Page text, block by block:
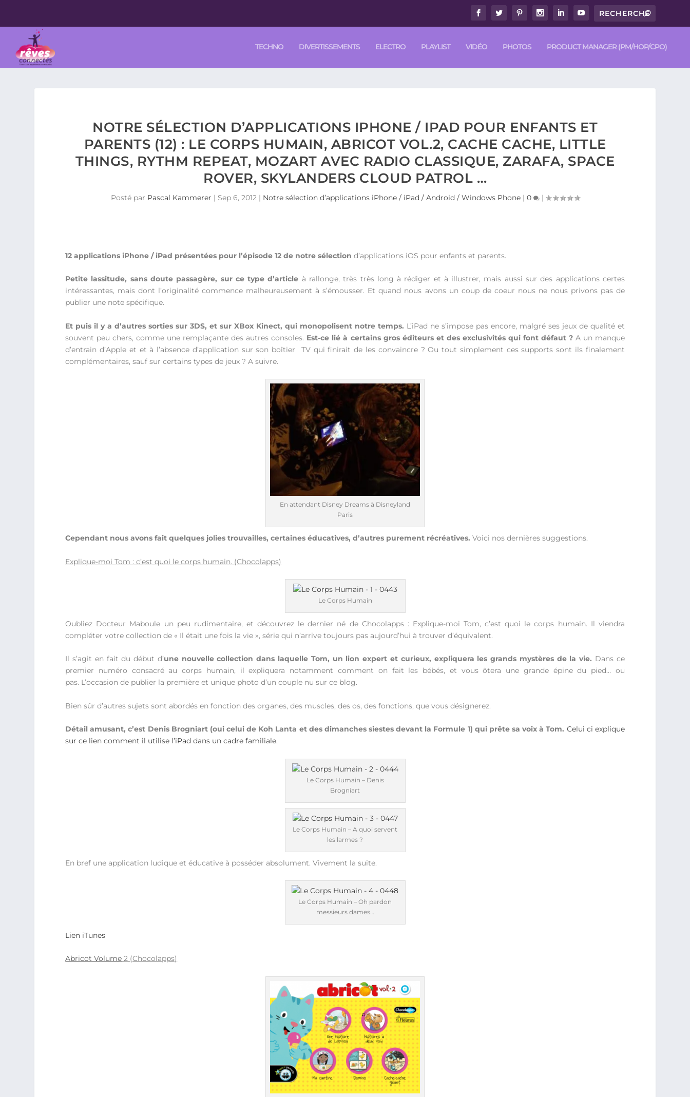
TECHNO DIVERTISSEMENTS ELECTRO PLAYLIST VIDÉO PHOTOS PRODUCT MANAGER (PM/HOP/CPO)
NOTRE SÉLECTION D’APPLICATIONS IPHONE / IPAD POUR ENFANTS ET
PARENTS (12) : LE CORPS HUMAIN, ABRICOT VOL.2, CACHE CACHE, LITTLE
THINGS, RYTHM REPEAT, MOZART AVEC RADIO CLASSIQUE, ZARAFA, SPACE
ROVER, SKYLANDERS CLOUD PATROL …
Posté par Pascal Kammerer | Sep 6, 2012| Notre sélection d’applications iPhone / iPad / Android / Windows Phone| 0 |
12 applications iPhone / iPad présentées pour l’épisode 12 de notre sélection d’applications iOS pour enfants et parents.
Petite lassitude, sans doute passagère, sur ce type d’article à rallonge, très très long à rédiger et à illustrer, mais aussi sur des applications certes
intéressantes, mais dont l’originalité commence malheureusement à s’émousser. Et quand nous avons un coup de coeur nous ne nous privons pas de
publier une note spécifique.
Et puis il y a d’autres sorties sur 3DS, et sur XBox Kinect, qui monopolisent notre temps. L’iPad ne s’impose pas encore, malgré ses jeux de qualité et
souvent peu chers, comme une remplaçante des autres consoles. Est-ce lié à certains gros éditeurs et des exclusivités qui font défaut ?A un manque
d’entrain d’Apple et et à l’absence d’application sur son boîtier TV qui finirait de les convaincre ? Ou tout simplement ces supports sont ils finalement
complémentaires, sauf sur certains types de jeux ? A suivre.
En attendant Disney Dreams à Disneyland
Paris
Cependant nous avons fait quelques jolies trouvailles, certaines éducatives, d’autres purement récréatives. Voici nos dernières suggestions.
Explique-moi Tom : c’est quoi le corps humain. (Chocolapps)
Le Corps Humain
Oubliez Docteur Maboule un peu rudimentaire, et découvrez le dernier né de Chocolapps : Explique-moi Tom, c’est quoi le corps humain. Il viendra
compléter votre collection de « Il était une fois la vie », série qui n’arrive toujours pas aujourd’hui à trouver d’équivalent.
Il s’agit en fait du début d’une nouvelle collection dans laquelle Tom, un lion expert et curieux, expliquera les grands mystères de la vie. Dans ce
premier numéro consacré au corps humain, il expliquera notamment comment on fait les bébés, et vous ôtera une grande épine du pied… ou
pas. L’occasion de publier la première et unique photo d’un couple nu sur ce blog.
Bien sûr d’autres sujets sont abordés en fonction des organes, des muscles, des os, des fonctions, que vous désignerez.
Détail amusant, c’est Denis Brogniart (oui celui de Koh Lanta et des dimanches siestes devant la Formule 1) qui prête sa voix à Tom. Celui ci explique
sur ce lien comment il utilise l’iPad dans un cadre familiale.
Le Corps Humain – Denis
Brogniart
Le Corps Humain – A quoi servent
les larmes ?
En bref une application ludique et éducative à posséder absolument. Vivement la suite.
Le Corps Humain – Oh pardon
messieurs dames…
Lien iTunes
Abricot Volume 2 (Chocolapps)